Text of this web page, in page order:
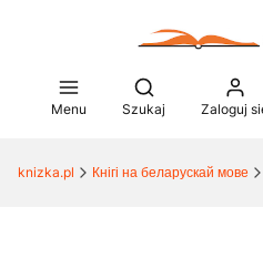
Menu
Otwórz
Szukaj Zaloguj
knizka.pl Кнігі на беларускай мове